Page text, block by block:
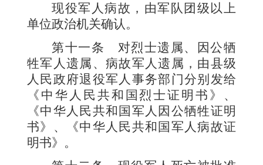
现役军人病故，由军队团级以上
单位政治机关确认。
第十一条 对烈士遗属、因公牺
牲军人遗属、病故军人遗属，由县级
人民政府退役军人事务部门分别发给
《中华人民共和国烈士证明书》、
《中华人民共和国军人因公牺牲证明
书》、《中华人民共和国军人病故证
明书》。